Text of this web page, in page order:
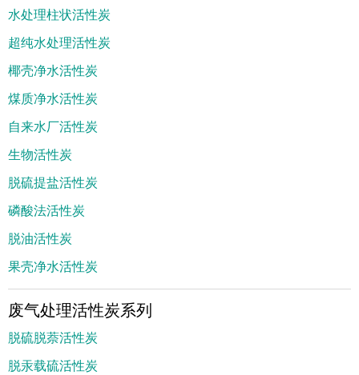
水处理柱状活性炭
超纯水处理活性炭
椰壳净水活性炭
煤质净水活性炭
自来水厂活性炭
生物活性炭
脱硫提盐活性炭
磷酸法活性炭
脱油活性炭
果壳净水活性炭
废气处理活性炭系列
脱硫脱萘活性炭
脱汞载硫活性炭